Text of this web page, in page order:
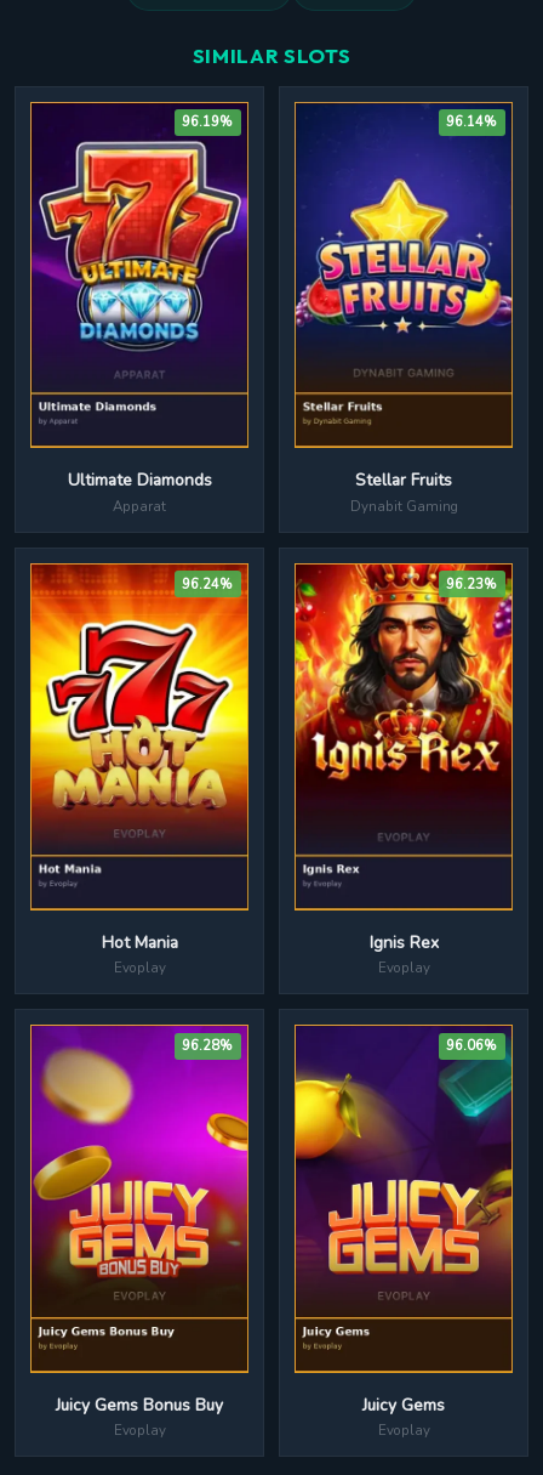
SIMILAR SLOTS
96.19%
Ultimate Diamonds
Apparat
96.14%
Stellar Fruits
Dynabit Gaming
96.24%
Hot Mania
Evoplay
96.23%
Ignis Rex
Evoplay
96.28%
Juicy Gems Bonus Buy
Evoplay
96.06%
Juicy Gems
Evoplay